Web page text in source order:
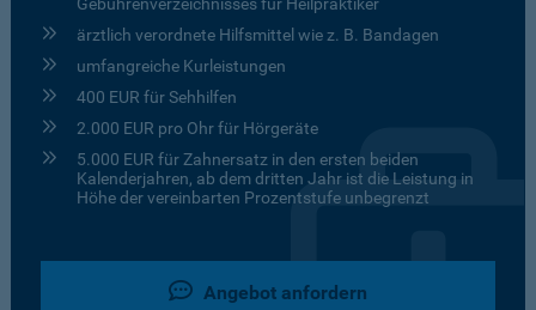
ärztlich verordnete Hilfsmittel wie z. B. Bandagen
umfangreiche Kurleistungen
400 EUR für Sehhilfen
2.000 EUR pro Ohr für Hörgeräte
5.000 EUR für Zahnersatz in den ersten beiden
Kalenderjahren, ab dem dritten Jahr ist die Leistung in
Höhe der vereinbarten Prozentstufe unbegrenzt
Angebot anfordern